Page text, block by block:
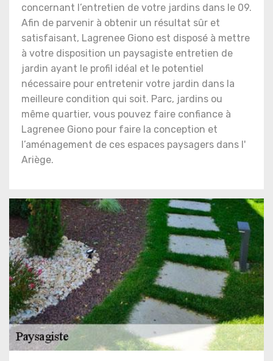
concernant l’entretien de votre jardins dans le 09.
Afin de parvenir à obtenir un résultat sûr et
satisfaisant, Lagrenee Giono est disposé à mettre
à votre disposition un paysagiste entretien de
jardin ayant le profil idéal et le potentiel
nécessaire pour entretenir votre jardin dans la
meilleure condition qui soit. Parc, jardins ou
même quartier, vous pouvez faire confiance à
Lagrenee Giono pour faire la conception et
l’aménagement de ces espaces paysagers dans l'
Ariège.